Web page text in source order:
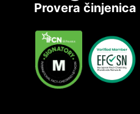
Provera činjenica